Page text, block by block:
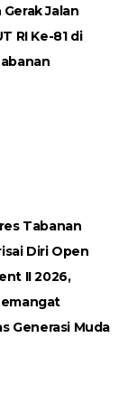
Jalan
RI Ke-81 di
Tabanan
Diri Open
II 2026,
Generasi Muda